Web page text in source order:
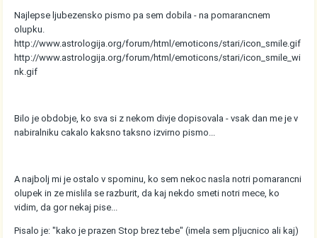
Najlepse ljubezensko pismo pa sem dobila - na pomarancnem
olupku.
http://www.astrologija.org/forum/html/emoticons/stari/icon_smile.gif
http://www.astrologija.org/forum/html/emoticons/stari/icon_smile_wi
nk.gif
Bilo je obdobje, ko sva si z nekom divje dopisovala - vsak dan me je v
nabiralniku cakalo kaksno taksno izvirno pismo...
A najbolj mi je ostalo v spominu, ko sem nekoc nasla notri pomarancni
olupek in ze mislila se razburit, da kaj nekdo smeti notri mece, ko
vidim, da gor nekaj pise...
Pisalo je: "kako je prazen Stop brez tebe" (imela sem pljucnico ali kaj)